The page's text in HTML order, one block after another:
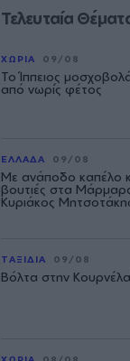
Τελευταία
ΧΩΡΙΑ 09/08
Το Ίππειος
από νωρίς φέτος
ΕΛΛΑΔΑ 09/08
Με ανάποδο καπέλο
βουτιές στα
Κυριάκος
ΤΑΞΙΔΙΑ 09/08
Βόλτα στην